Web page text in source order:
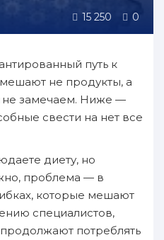
15 250 0
путь к
не продукты, а
замечаем. Ниже —
свести на нет все
диету, но
проблема — в
которые мешают
специалистов,
потреблять